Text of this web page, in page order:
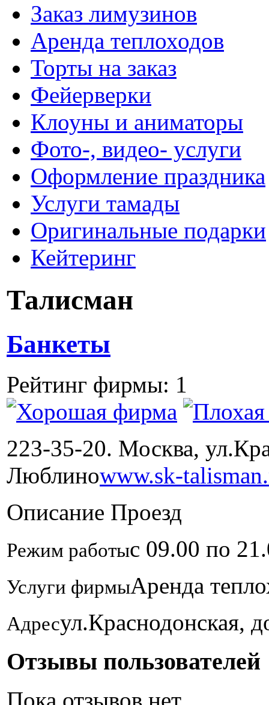
Заказ лимузинов
Аренда теплоходов
Торты на заказ
Фейерверки
Клоуны и аниматоры
Фото-, видео- услуги
Оформление праздника
Услуги тамады
Оригинальные подарки
Кейтеринг
Талисман
Банкеты
Рейтинг фирмы: 1
223-35-20. Москва,
Люблиноwww.sk-
Описание Проезд
Режим работыс 09.00 по
Услуги фирмыАренда
Адресул.Краснодонская,
Отзывы пользователей